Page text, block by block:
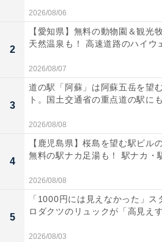
2026/08/06
2
【愛知県】無料の動物園＆観光
天然温泉も！ 高速道路のハイウ
2026/08/07
3
道の駅「阿蘇」は阿蘇五岳を望
ト。国土交通省の重点道の駅に
2026/08/08
4
【鹿児島県】桜島を望む駅ビル
無料の駅ナカ足湯も！ 駅ナカ・
2026/08/08
5
「1000円には見えなかった」ス
ロダクツのリュックが「高見え
2026/08/03